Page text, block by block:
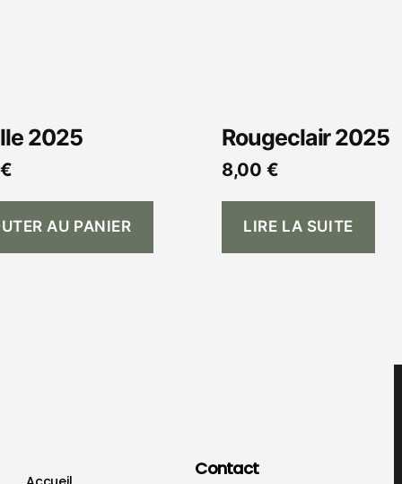
2025
€
AU PANIER
Rougeclair 2025
8,00 €
LIRE LA SUITE
Contact